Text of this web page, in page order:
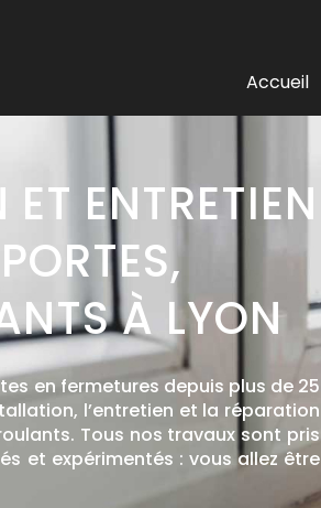
Accueil
ENTRETIEN
À LYON
en fermetures depuis plus de 25
l’entretien et la réparation
Tous nos travaux sont pris
et expérimentés : vous allez être